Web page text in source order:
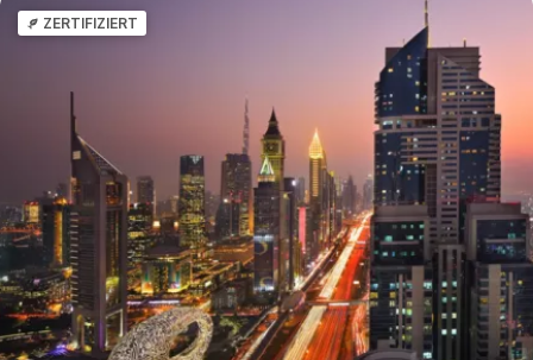
ZERTIFIZIERT